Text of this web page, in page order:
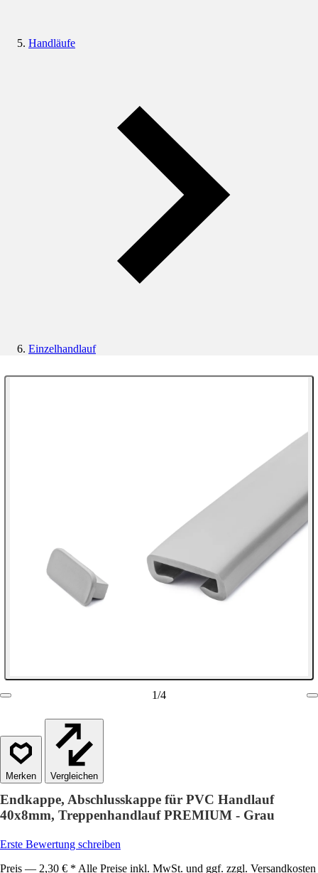
Handläufe
Einzelhandlauf
1/4
Vergleichen
Endkappe, Abschlusskappe für PVC Handlauf
40x8mm, Treppenhandlauf PREMIUM - Grau
Erste Bewertung schreiben
Preis — 2,30 € * Alle Preise inkl. MwSt. und ggf. zzgl. Versandkosten